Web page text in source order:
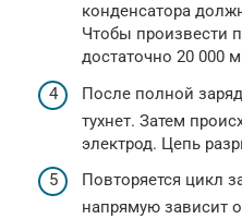
конденсатора
Чтобы произвести
достаточно 20 000
После полной
тухнет. Затем
электрод. Цепь
Повторяется цикл
напрямую зависит